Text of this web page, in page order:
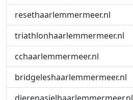
resethaarlemmermeer.nl
triathlonhaarlemmermeer.nl
cchaarlemmermeer.nl
bridgeleshaarlemmermeer.nl